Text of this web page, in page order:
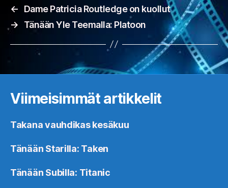
←
Dame Patricia Routledge on kuollut
→
Tänään Yle Teemalla: Platoon
Viimeisimmät artikkelit
Takana vauhdikas kesäkuu
Tänään Starilla: Taken
Tänään Subilla: Titanic